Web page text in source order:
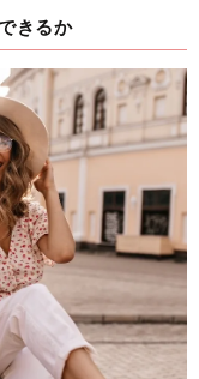
きるか